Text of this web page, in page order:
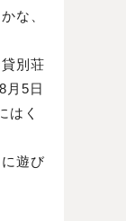
な、
別荘
月5日
はく
遊び